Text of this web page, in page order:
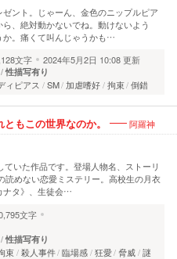
ント。じゃーん、金色のニップルピア
、絶対動かないでね。動けないよう
か。痛くて叫んじゃうかも…
文字 2024年5月2日 10:08 更新
性描写有り
ィピアス SM 加虐嗜好 拘束 倒錯
もこの世界なのか。 阿羅神
いた作品です。登場人物名、ストーリ
読めない恋愛ミステリー。高校生の月衣
ナタ》、生徒会…
文字
性描写有り
束 殺人事件 臨場感 狂愛 脅威 謎